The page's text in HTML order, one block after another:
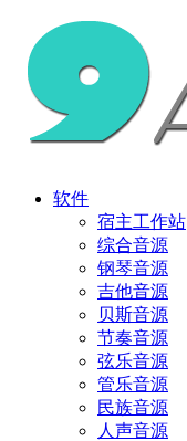
软件
宿主工作站
综合音源
钢琴音源
吉他音源
贝斯音源
节奏音源
弦乐音源
管乐音源
民族音源
人声音源